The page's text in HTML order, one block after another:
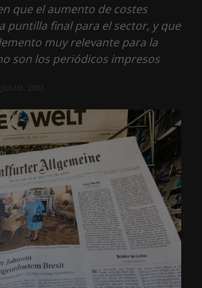
que el aumento de costes
puntilla final para el sector, y que
muy relevante para la
son los periódicos impresos